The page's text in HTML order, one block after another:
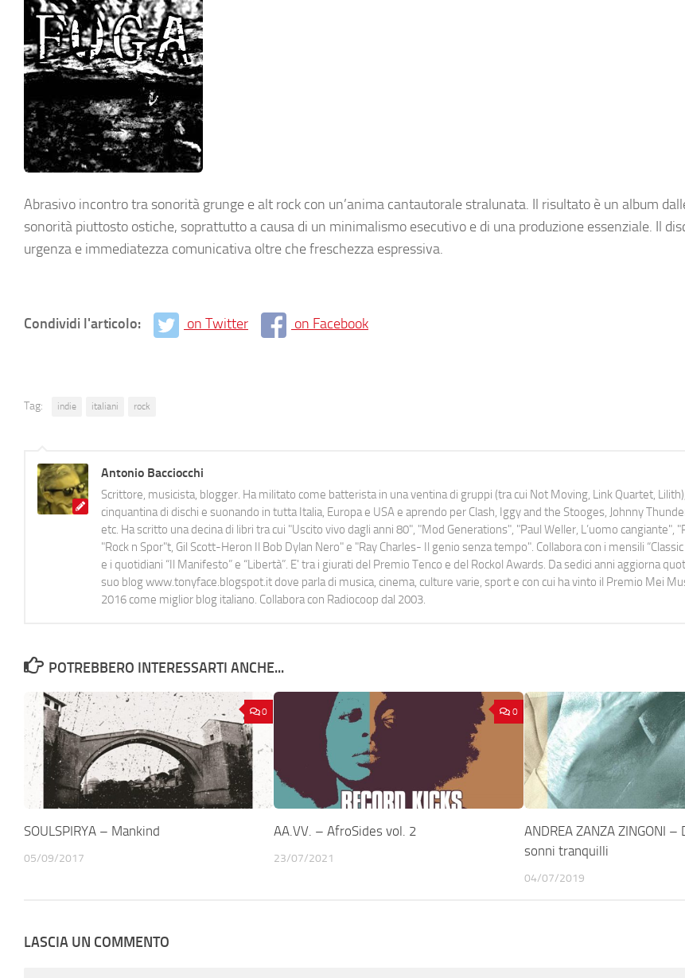
Abrasivo incontro tra sonorità grunge e alt rock con un’anima cantautorale stralunata. Il risultato è un album
sonorità piuttosto ostiche, soprattutto a causa di un minimalismo esecutivo e di una produzione essenziale. Il
urgenza e immediatezza comunicativa oltre che freschezza espressiva.
Condividi l'articolo: on Twitter on Facebook
Tag: indie italiani rock
Antonio Bacciocchi
Scrittore, musicista, blogger. Ha militato come batterista in una ventina di gruppi (tra cui Not Moving, Link Quartet,
cinquantina di dischi e suonando in tutta Italia, Europa e USA e aprendo per Clash, Iggy and the Stooges, Johnny
etc. Ha scritto una decina di libri tra cui "Uscito vivo dagli anni 80", "Mod Generations", "Paul Weller, L’uomo cangiante",
"Rock n Spor"t, Gil Scott-Heron Il Bob Dylan Nero" e "Ray Charles- Il genio senza tempo". Collabora con i mensili “Classic
e i quotidiani “Il Manifesto” e “Libertà”. E' tra i giurati del Premio Tenco e del Rockol Awards. Da sedici anni aggiorna
suo blog www.tonyface.blogspot.it dove parla di musica, cinema, culture varie, sport e con cui ha vinto il Premio Mei
2016 come miglior blog italiano. Collabora con Radiocoop dal 2003.
POTREBBERO INTERESSARTI ANCHE...
0
SOULSPIRYA – Mankind
05/09/2017
0
AA.VV. – AfroSides vol. 2
23/07/2021
ANDREA ZANZA ZINGONI –
sonni tranquilli
04/07/2019
LASCIA UN COMMENTO